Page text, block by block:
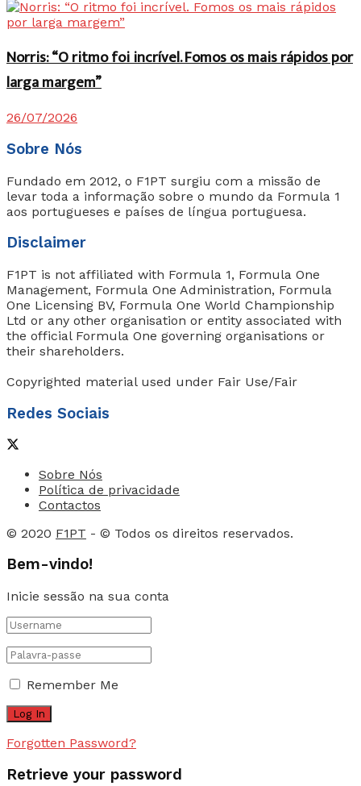
Norris: “O ritmo foi incrível. Fomos os mais rápidos por
larga margem”
26/07/2026
Sobre Nós
Fundado em 2012, o F1PT surgiu com a missão de
levar toda a informação sobre o mundo da Formula 1
aos portugueses e países de língua portuguesa.
Disclaimer
F1PT is not affiliated with Formula 1, Formula One
Management, Formula One Administration, Formula
One Licensing BV, Formula One World Championship
Ltd or any other organisation or entity associated with
the official Formula One governing organisations or
their shareholders.
Copyrighted material used under Fair Use/Fair
Redes Sociais
Sobre Nós
Política de privacidade
Contactos
© 2020 F1PT - © Todos os direitos reservados.
Bem-vindo!
Inicie sessão na sua conta
Remember Me
Forgotten Password?
Retrieve your password